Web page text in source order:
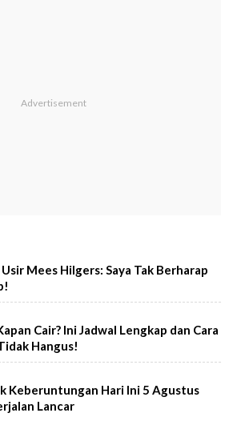
Mees Hilgers: Saya Tak Berharap
Cair? Ini Jadwal Lengkap dan Cara
Hangus!
Keberuntungan Hari Ini 5 Agustus
Lancar